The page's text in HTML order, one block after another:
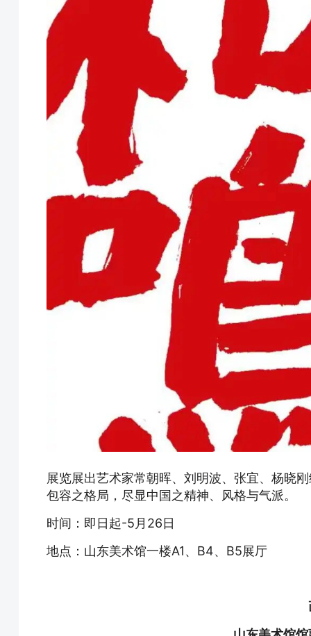
展览展出艺术家常朝晖、刘明波、张宜、杨晓
包容之格局，尽显中国之精神、风格与气派。
时间：即日起-5月26日
地点：山东美术馆一楼A1、B4、B5展厅